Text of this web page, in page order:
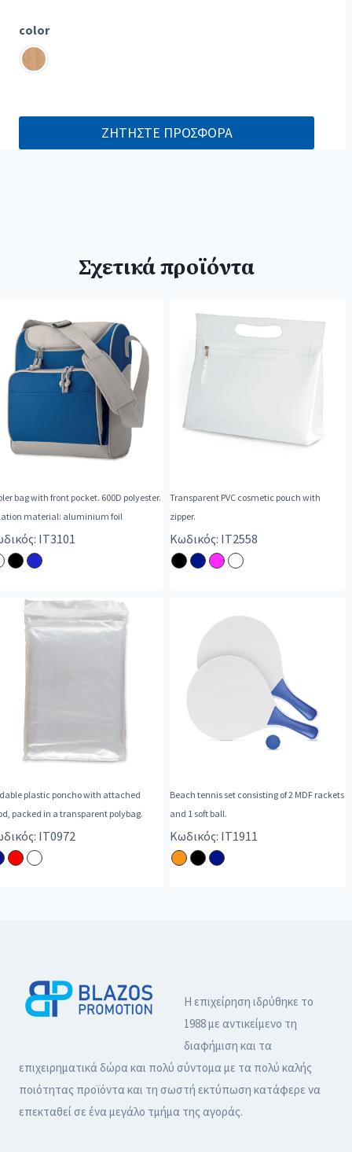
color
ΖΗΤΗΣΤΕ ΠΡΟΣΦΟΡΑ
Σχετικά προϊόντα
bag with front pocket. 600D polyester.
material: aluminium foil
IT3101
Transparent PVC cosmetic pouch with
zipper.
Κωδικός: IT2558
plastic poncho with attached
packed in a transparent polybag.
IT0972
Beach tennis set consisting of 2 MDF rackets
and 1 soft ball.
Κωδικός: IT1911
Η επιχείρηση ιδρύθηκε το
1988 με αντικείμενο τη
διαφήμιση και τα
επιχειρηματικά δώρα και πολύ σύντομα με τα πολύ καλής
ποιότητας προϊόντα και τη σωστή εκτύπωση κατάφερε να
επεκταθεί σε ένα μεγάλο τμήμα της αγοράς.